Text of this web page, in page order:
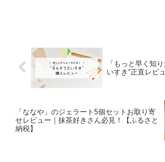
「もっと早く知
いすき”正直レビ
「ななや」のジェラート5個セットお取り寄
せレビュー｜抹茶好きさん必見！【ふるさと
納税】